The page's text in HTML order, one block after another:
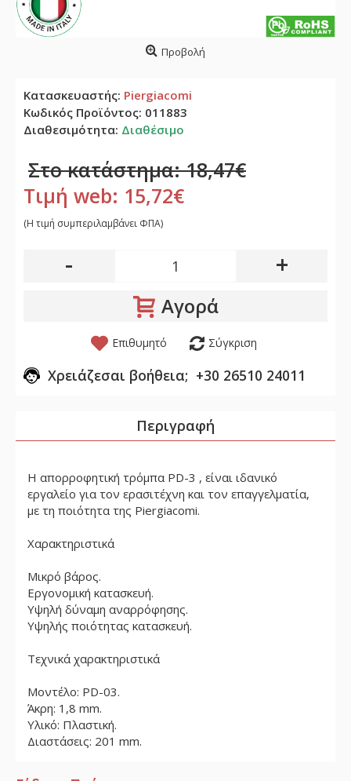
Προβολή
Κατασκευαστής: Piergiacomi
Κωδικός Προϊόντος: 011883
Διαθεσιμότητα: Διαθέσιμο
Στο κατάστημα: 18,47€
Τιμή web: 15,72€
(H τιμή συμπεριλαμβάνει ΦΠΑ)
- +
Αγορά
Επιθυμητό Σύγκριση
Χρειάζεσαι βοήθεια; +30 26510 24011
Περιγραφή
Η απορροφητική τρόμπα PD-3 , είναι ιδανικό
εργαλείο για τον ερασιτέχνη και τον επαγγελματία,
με τη ποιότητα της Piergiacomi.
Χαρακτηριστικά
Μικρό βάρος.
Εργονομική κατασκευή.
Υψηλή δύναμη αναρρόφησης.
Υψηλής ποιότητας κατασκευή.
Τεχνικά χαρακτηριστικά
Μοντέλο: PD-03.
Άκρη: 1,8 mm.
Υλικό: Πλαστική.
Διαστάσεις: 201 mm.